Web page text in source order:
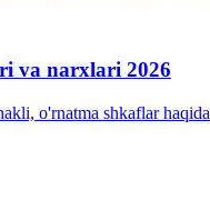
va narxlari 2026
o'rnatma shkaflar haqida